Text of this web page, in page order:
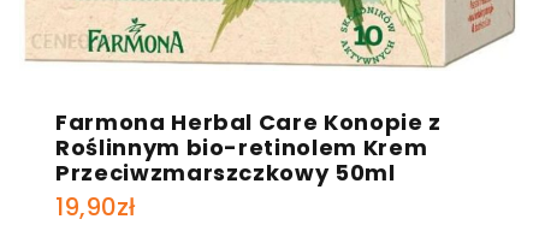
Farmona Herbal Care Konopie z
Roślinnym bio-retinolem Krem
Przeciwzmarszczkowy 50ml
19,90zł